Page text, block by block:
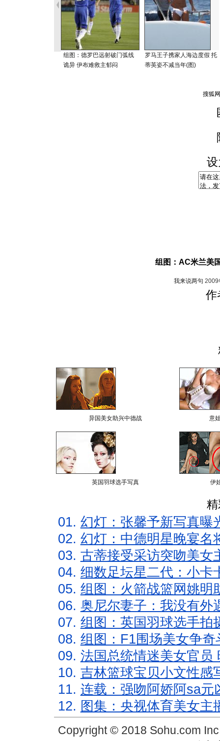
组图：德罗巴远射破门弧线
诡异 伊布难救主郁闷
罗马王子携家人海边度假 托
蒂英姿不减当年(图)
组图：AC米兰美
我来说两句 2009
作
异国美女助兴中德战 意
英国羽球选手写真 伊
01. 幻灯：张馨予新写真曝
02. 幻灯：中德明星晚宴名
03. 古蒂接受采访突吻美女
04. 细数足坛星二代：小卡
05. 组图：火箭战篮网姚明
06. 奥尼尔妻子：我没有外
07. 组图：英国羽球选手拍
08. 组图：F1围场美女争
09. 法国总统情迷美女官员
10. 吉林篮球宝贝小文性感
11. 连载：强吻阿娇阿sa元
12. 图集：央视体育美女主
Copyright © 2018 Sohu.com